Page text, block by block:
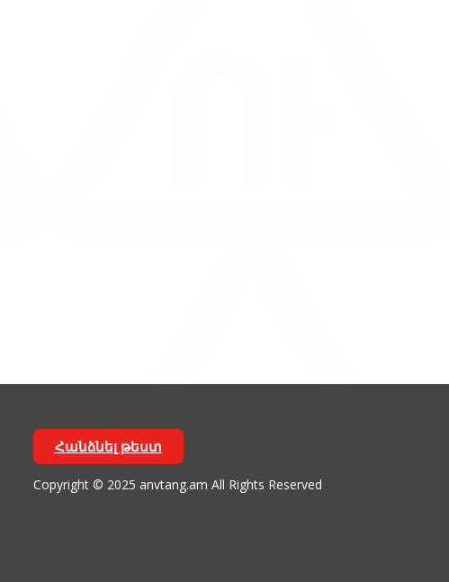
Հանձնել թեստ
Copyright © 2025 anvtang.am All Rights Reserved